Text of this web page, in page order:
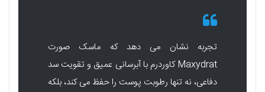
تجربه نشان می دهد که ماسک صورت
Maxydrat کاوردرم با آبرسانی عمیق و تقویت سد
دفاعی، نه تنها رطوبت پوست را حفظ می کند، بلکه